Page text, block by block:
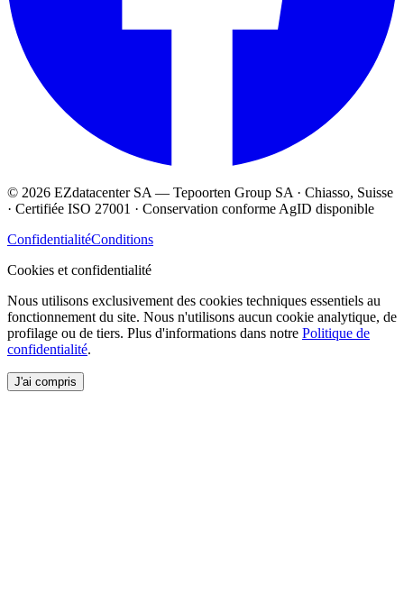
© 2026 EZdatacenter SA — Tepoorten Group SA · Chiasso, Suisse
· Certifiée ISO 27001 · Conservation conforme AgID disponible
ConfidentialitéConditions
Cookies et confidentialité
Nous utilisons exclusivement des cookies techniques essentiels au
fonctionnement du site. Nous n'utilisons aucun cookie analytique, de
profilage ou de tiers. Plus d'informations dans notre Politique de
confidentialité.
J'ai compris